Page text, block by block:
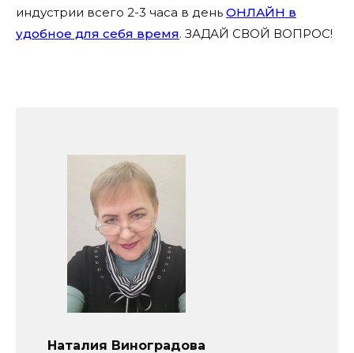
индустрии всего 2-3 часа в день ОНЛАЙН в
удобное для себя время. ЗАДАЙ СВОЙ ВОПРОС!
Наталия Виноградова